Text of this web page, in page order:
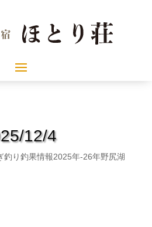
12/4
釣り釣果情報2025年-26年野尻湖